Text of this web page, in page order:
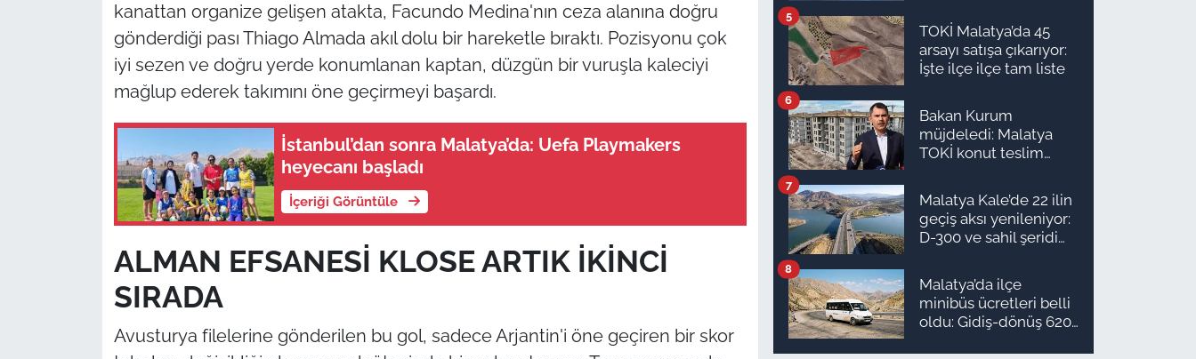
kanattan organize gelişen atakta, Facundo Medina'nın ceza alanına doğru
gönderdiği pası Thiago Almada akıl dolu bir hareketle bıraktı. Pozisyonu çok
iyi sezen ve doğru yerde konumlanan kaptan, düzgün bir vuruşla kaleciyi
mağlup ederek takımını öne geçirmeyi başardı.
İstanbul’dan sonra Malatya’da: Uefa Playmakers
heyecanı başladı
İçeriği Görüntüle
ALMAN EFSANESİ KLOSE ARTIK İKİNCİ
SIRADA
Avusturya filelerine gönderilen bu gol, sadece Arjantin'i öne geçiren bir skor
TOKİ Malatya’da 45
arsayı satışa çıkarıyor:
İşte ilçe ilçe tam liste
5
Bakan Kurum
müjdeledi: Malatya
TOKİ konut teslim
ilçe ilçe teslimat
takvimi ve ödeme
planı
6
Malatya Kale’de 22 ilin
geçiş aksı yenileniyor:
D-300 ve sahil şeridi
7
Malatya’da ilçe
minibüs ücretleri belli
oldu: Gidiş-dönüş 620
8